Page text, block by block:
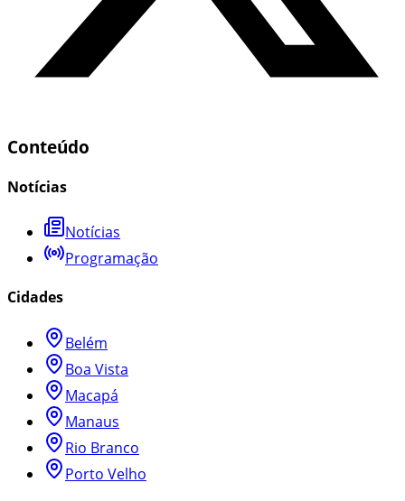
Conteúdo
Notícias
Notícias
Programação
Cidades
Belém
Boa Vista
Macapá
Manaus
Rio Branco
Porto Velho